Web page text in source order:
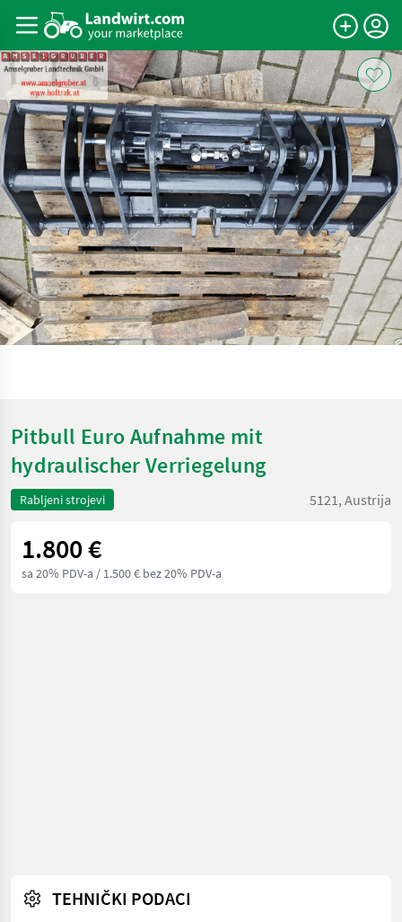
Pitbull Euro Aufnahme mit
hydraulischer Verriegelung
Rabljeni strojevi 5121, Austrija
1.800 €
sa 20% PDV-a / 1.500 € bez 20% PDV-a
TEHNIČKI PODACI